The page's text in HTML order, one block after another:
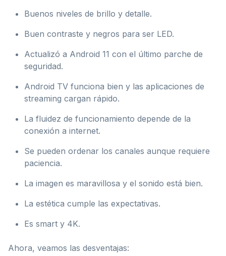
Buenos niveles de brillo y detalle.
Buen contraste y negros para ser LED.
Actualizó a Android 11 con el último parche de
seguridad.
Android TV funciona bien y las aplicaciones de
streaming cargan rápido.
La fluidez de funcionamiento depende de la
conexión a internet.
Se pueden ordenar los canales aunque requiere
paciencia.
La imagen es maravillosa y el sonido está bien.
La estética cumple las expectativas.
Es smart y 4K.
Ahora, veamos las desventajas: